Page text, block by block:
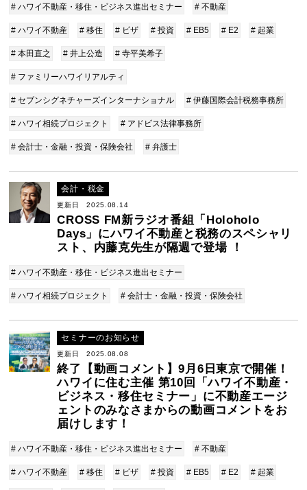
# ハワイ不動産・移住・ビジネス進出セミナー # 不動産
# ハワイ不動産 # 移住 # ビザ # 投資 # EB5 # E2 # 起業
# 本田直之 # 井上公造 # 寺平美希子
# ファミリーハワイリアルティ
# セブンシグネチャーズインターナショナル # 伊藤国際会計税務事務所
# ハワイ相続プロジェクト # アドビス法律事務所
# 会計士・金融・投資・保険会社 # 弁護士
会計・税金
更新日 2025.08.14
CROSS FM新ラジオ番組「Holoholo
Days」にハワイ不動産と税務のスペシャリ
スト、内藤克先生が隔週で登場 ！
# ハワイ不動産・移住・ビジネス進出セミナー
# ハワイ相続プロジェクト # 会計士・金融・投資・保険会社
セミナーのお知らせ
更新日 2025.08.08
終了【動画コメント】9月6日東京で開催！
ハワイに住む主催 第10回「ハワイ不動産・
ビジネス・移住セミナー」に不動産エージ
ェントのみなさまからの動画コメントをお
届けします！
# ハワイ不動産・移住・ビジネス進出セミナー # 不動産
# ハワイ不動産 # 移住 # ビザ # 投資 # EB5 # E2 # 起業